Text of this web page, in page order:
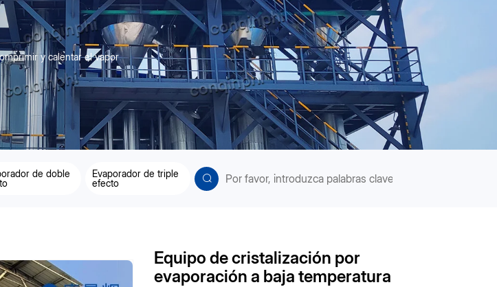
y calentar el vapor
de doble
Evaporador de triple
efecto
Equipo de cristalización por
evaporación a baja temperatura